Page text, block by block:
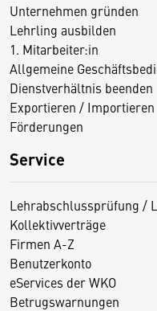
Unternehmen gründen
Lehrling ausbilden
1. Mitarbeiter:in
Allgemeine
Dienstverhältnis beenden
Exportieren / Importieren
Förderungen
Service
Lehrabschlussprüfung /
Kollektivverträge
Firmen A-Z
Benutzerkonto
eServices der WKO
Betrugswarnungen